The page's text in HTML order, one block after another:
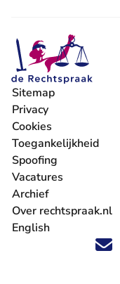
Volg ons op X
Volg ons op
Volg ons op
Volg ons
Volg
'Blijf
Sitemap
Privacy
Cookies
Toegankelijkheid
Spoofing
Vacatures
- U verlaat
Archief
Over rechtspraak.nl
English